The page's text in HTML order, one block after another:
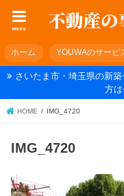
menu
ホーム YOUWAのサービ
さいたま市・埼玉県の新
方は
HOME IMG_4720
IMG_4720